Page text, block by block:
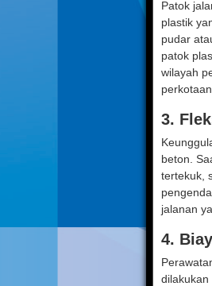
Patok
plastik
pudar
patok
wilayah
3.
beton.
tertekuk,
jalanan
4.